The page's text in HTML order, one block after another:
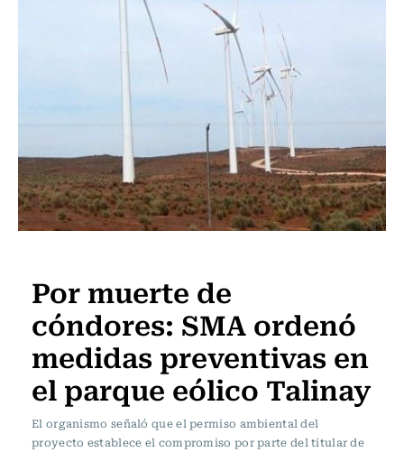
Por muerte de
cóndores: SMA ordenó
medidas preventivas en
el parque eólico Talinay
El organismo señaló que el permiso ambiental del
proyecto establece el compromiso por parte del titular de